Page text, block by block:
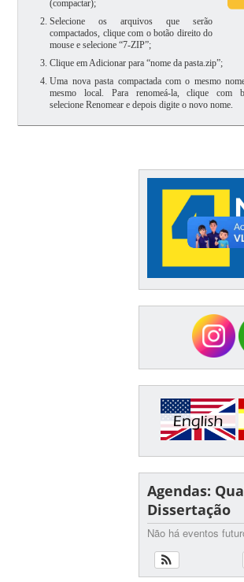
(compactar);
Selecione os arquivos que serão
compactados, clique com o botão direito do
mouse e selecione “7-ZIP”;
Clique em Adicionar para “nome da pasta.zip”;
Uma nova pasta compactada com o mesmo
mesmo local. Para renomeá-la, clique com
selecione Renomear e depois digite o novo nome.
Agendas:
Dissertação
Não há eventos